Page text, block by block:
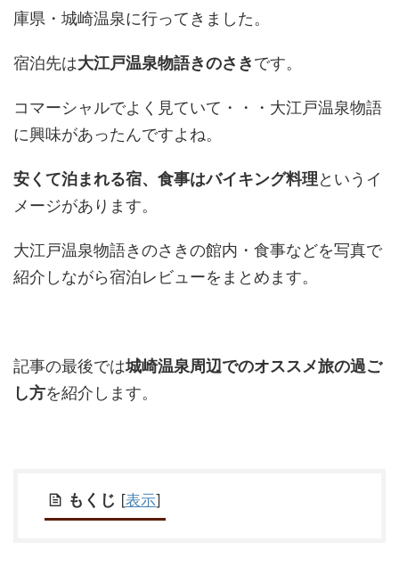
庫県・城崎温泉に行ってきました。
宿泊先は大江戸温泉物語きのさきです。
コマーシャルでよく見ていて・・・大江戸温泉物語
に興味があったんですよね。
安くて泊まれる宿、食事はバイキング料理というイ
メージがあります。
大江戸温泉物語きのさきの館内・食事などを写真で
紹介しながら宿泊レビューをまとめます。
記事の最後では城崎温泉周辺でのオススメ旅の過ご
し方を紹介します。
もくじ [表示]